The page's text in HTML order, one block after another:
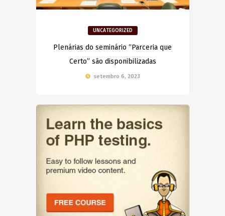
UNCATEGORIZED
Plenárias do seminário “Parceria que
Certo” são disponibilizadas
setembro 6, 2023